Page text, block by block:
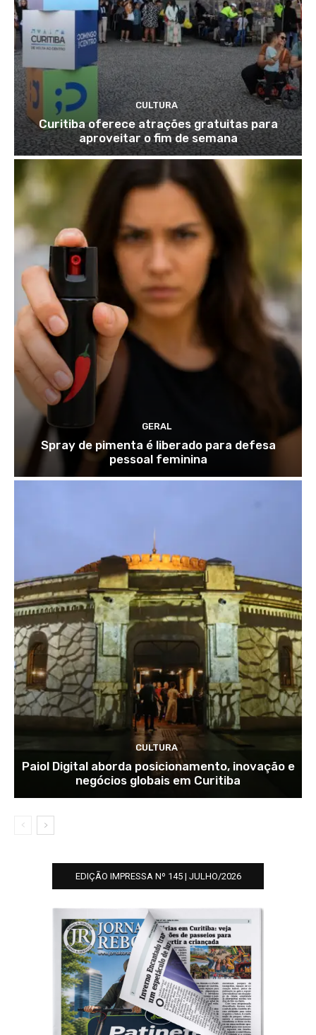
CULTURA
Curitiba oferece atrações gratuitas para
aproveitar o fim de semana
GERAL
Spray de pimenta é liberado para defesa
pessoal feminina
CULTURA
Paiol Digital aborda posicionamento, inovação e
negócios globais em Curitiba
EDIÇÃO IMPRESSA Nº 145 | JULHO/2026